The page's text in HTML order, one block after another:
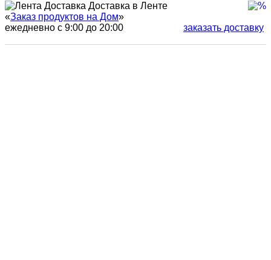
Доставка в Ленте
«Заказ продуктов на Дом»
ежедневно с 9:00 до 20:00
заказать доставку